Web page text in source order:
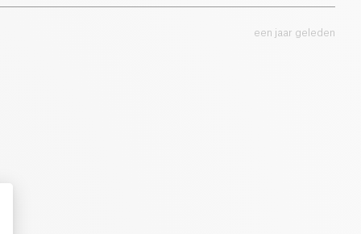
een jaar geleden